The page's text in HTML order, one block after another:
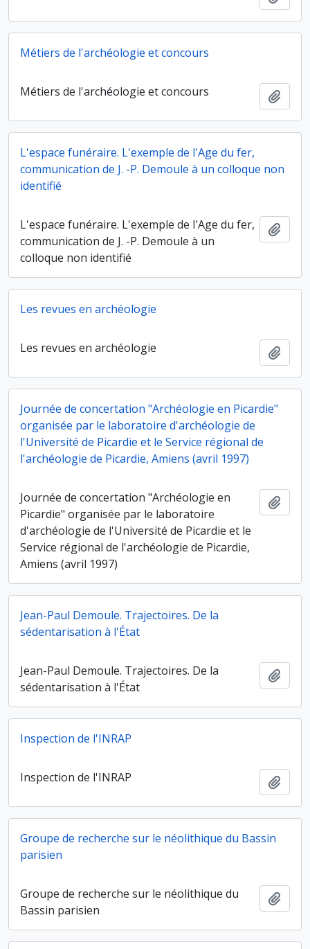
Métiers de l'archéologie et concours
Métiers de l'archéologie et concours
L'espace funéraire. L'exemple de l'Age du fer,
communication de J. -P. Demoule à un colloque non
identifié
L'espace funéraire. L'exemple de l'Age du fer,
communication de J. -P. Demoule à un
colloque non identifié
Les revues en archéologie
Les revues en archéologie
Journée de concertation "Archéologie en Picardie"
organisée par le laboratoire d'archéologie de
l'Université de Picardie et le Service régional de
l'archéologie de Picardie, Amiens (avril 1997)
Journée de concertation "Archéologie en
Picardie" organisée par le laboratoire
d'archéologie de l'Université de Picardie et le
Service régional de l'archéologie de Picardie,
Amiens (avril 1997)
Jean-Paul Demoule. Trajectoires. De la
sédentarisation à l'État
Jean-Paul Demoule. Trajectoires. De la
sédentarisation à l'État
Inspection de l'INRAP
Inspection de l'INRAP
Groupe de recherche sur le néolithique du Bassin
parisien
Groupe de recherche sur le néolithique du
Bassin parisien